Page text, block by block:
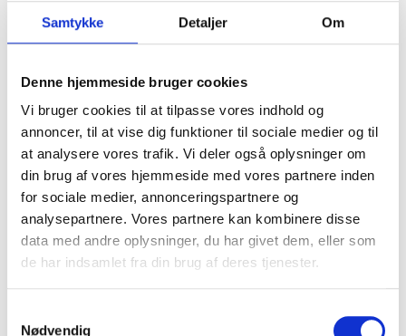
Samtykke Detaljer Om
Denne hjemmeside bruger cookies
Vi bruger cookies til at tilpasse vores indhold og
annoncer, til at vise dig funktioner til sociale medier og til
at analysere vores trafik. Vi deler også oplysninger om
din brug af vores hjemmeside med vores partnere inden
for sociale medier, annonceringspartnere og
analysepartnere. Vores partnere kan kombinere disse
data med andre oplysninger, du har givet dem, eller som
de har indsamlet fra din brug af deres tjenester.
Nødvendig
300,00 kr.
150,00 kr.
55,00 kr.
25% 5
Valby
8
Søborg